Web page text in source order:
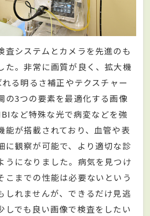
査システムとカメラを先進のも
た。非常に画質が良く、拡大機
る明るさ補正やテクスチャー
の3つの要素を最適化する画像
など特殊な光で病変などを強
能が搭載されており、血管や表
に観察が可能で、より適切な診
うになりました。病気を見つけ
こまでの性能は必要ないという
しれませんが、できるだけ見逃
しでも良い画像で検査をしたい